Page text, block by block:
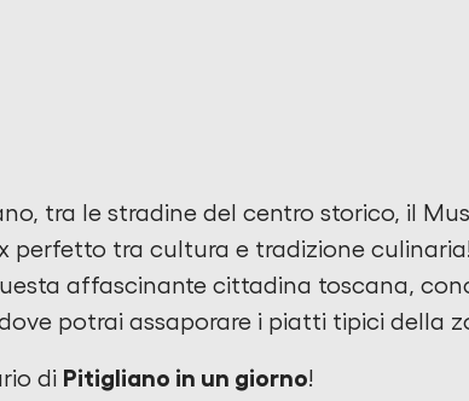
tra le stradine del centro storico, il
perfetto tra cultura e tradizione
affascinante cittadina toscana,
potrai assaporare i piatti tipici della
di Pitigliano in un giorno!